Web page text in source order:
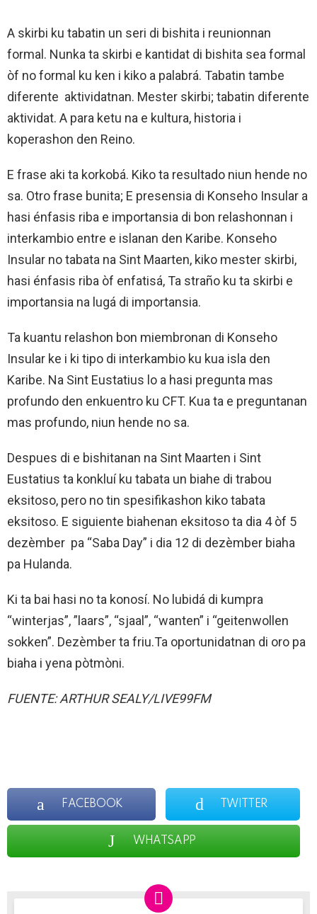
A skirbi ku tabatin un seri di bishita i reunionnan
formal. Nunka ta skirbi e kantidat di bishita sea formal
òf no formal ku ken i kiko a palabrá. Tabatin tambe
diferente aktividatnan. Mester skirbi; tabatin diferente
aktividat. A para ketu na e kultura, historia i
koperashon den Reino.
E frase aki ta korkobá. Kiko ta resultado niun hende no
sa. Otro frase bunita; E presensia di Konseho Insular a
hasi énfasis riba e importansia di bon relashonnan i
interkambio entre e islanan den Karibe. Konseho
Insular no tabata na Sint Maarten, kiko mester skirbi,
hasi énfasis riba òf enfatisá, Ta straño ku ta skirbi e
importansia na lugá di importansia.
Ta kuantu relashon bon miembronan di Konseho
Insular ke i ki tipo di interkambio ku kua isla den
Karibe. Na Sint Eustatius lo a hasi pregunta mas
profundo den enkuentro ku CFT. Kua ta e preguntanan
mas profundo, niun hende no sa.
Despues di e bishitanan na Sint Maarten i Sint
Eustatius ta konkluí ku tabata un biahe di trabou
eksitoso, pero no tin spesifikashon kiko tabata
eksitoso. E siguiente biahenan eksitoso ta dia 4 òf 5
dezèmber pa “Saba Day” i dia 12 di dezèmber biaha
pa Hulanda.
Ki ta bai hasi no ta konosí. No lubidá di kumpra
“winterjas”, ”laars”, “sjaal”, “wanten” i “geitenwollen
sokken”. Dezèmber ta friu.Ta oportunidatnan di oro pa
biaha i yena pòtmòni.
FUENTE: ARTHUR SEALY/LIVE99FM
FACEBOOK TWITTER
WHATSAPP